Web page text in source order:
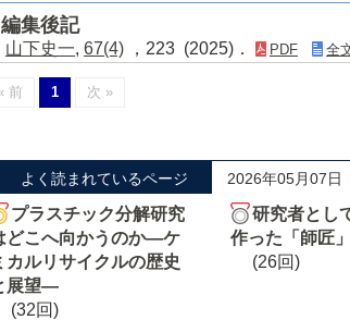
編集後記
山下史一, 67(4) ，223 (2025)． PDF 全
前 1 次 »
よく読まれているページ 2026年05月07日
プラスチック分解研究
どこへ向かうのか―ケ
カルリサイクルの歴史
展望―
(32回)
研究者とし
作った「師匠
(26回)